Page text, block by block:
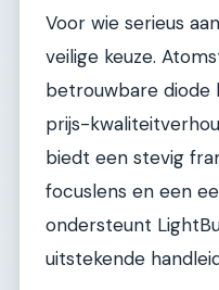
Voor wie serieus
veilige keuze.
betrouwbare diode
prijs-
biedt een stevig
focuslens en een
ondersteunt
uitstekende